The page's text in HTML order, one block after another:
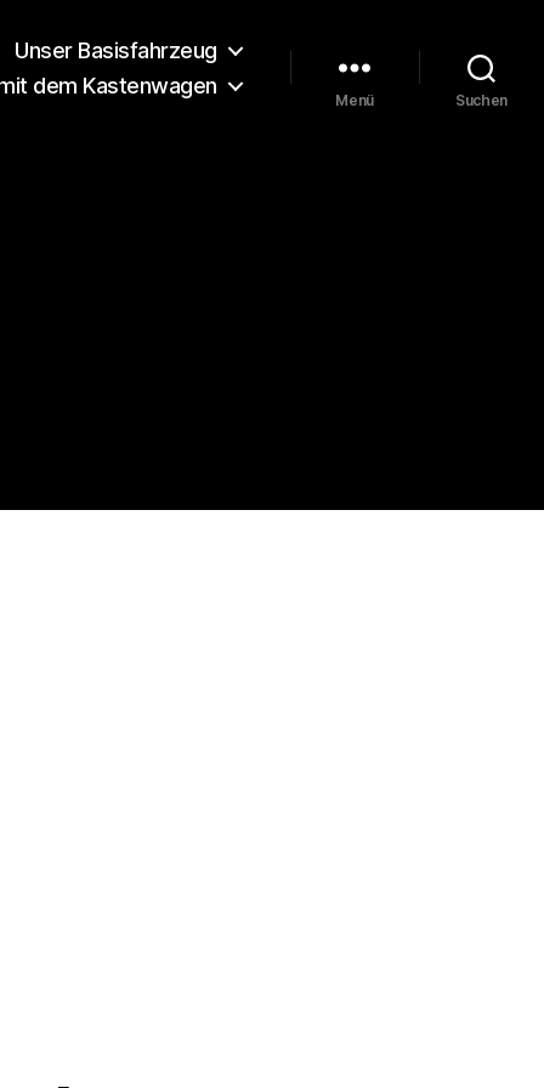
Unser Basisfahrzeug
dem Kastenwagen
Menü Suchen